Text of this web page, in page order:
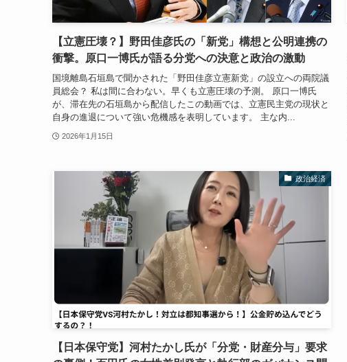
【立憲圧壊？】野田佳彦氏の「新党」構想と公明連携の
衝撃。原口一博氏が語る分党への決意と政治の激動
国境離島石垣島で聞かされた「野田佳彦立憲新党」の設立への両院議
員総会？ 私は間に合わない。早くも立憲圧壊の予測。 原口一博氏
が、滞在先の石垣島から配信したこの動画では、立憲民主党の現状と
自身の進退について強い危機感を表明しています。 主な内...
2026年1月15日
政治経済
【日本保守党】河村たかし氏が「分党・財産分与」要求